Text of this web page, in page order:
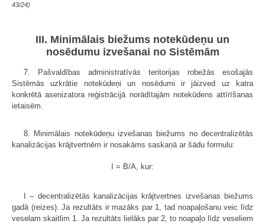
43/24)
III. Minimālais biežums notekūdeņu un
nosēdumu izvešanai no Sistēmām
7. Pašvaldības administratīvās teritorijas robežās esošajās
Sistēmās uzkrātie notekūdeņi un nosēdumi ir jāizved uz katra
konkrētā asenizatora reģistrācijā norādītajām notekūdens attīrīšanas
ietaisēm.
8. Minimālais notekūdeņu izvešanas biežums no decentralizētās
kanalizācijas krājtvertnēm ir nosakāms saskaņā ar šādu formulu:
I = B/A, kur:
I – decentralizētās kanalizācijas krājtvertnes izvešanas biežums
gadā (reizes). Ja rezultāts ir mazāks par 1, tad noapaļošanu veic līdz
veselam skaitlim 1. Ja rezultāts lielāks par 2, to noapaļo līdz veseliem